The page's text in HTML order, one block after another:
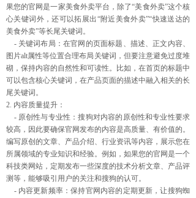
果您的官网是一家美食外卖平台，除了“美食外卖”这个核
心关键词外，还可以拓展出“附近美食外卖”“快速送达的
美食外卖”等长尾关键词。
- 关键词布局：在官网的页面标题、描述、正文内容、
图片alt属性等位置合理布局关键词，但要注意避免过度堆
砌，保持内容的自然性和可读性。比如，在首页的标题中
可以包含核心关键词，在产品页面的描述中融入相关的长
尾关键词。
2. 内容质量提升：
- 原创性与专业性：搜狗对内容的原创性和专业性要求
较高，因此要确保官网发布的内容是高质量、有价值的。
编写原创的文章、产品介绍、行业资讯等内容，展示您在
所属领域的专业知识和经验。例如，如果您的官网是一个
科技类网站，定期发布一些深度的技术分析文章、产品评
测等，能够吸引用户的关注和搜狗的认可。
- 内容更新频率：保持官网内容的定期更新，让搜狗蜘